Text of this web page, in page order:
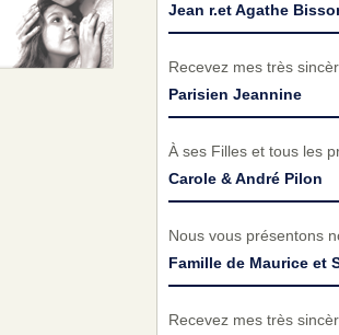
Jean r.et Agathe
Recevez mes très
Parisien Jeannine
À ses Filles et tous les
Carole & André Pilon
Nous vous présentons
Famille de Maurice et
Recevez mes très